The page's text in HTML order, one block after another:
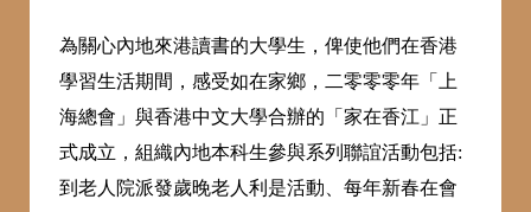
為關心內地來港讀書的大學生，俾使他們在香港
學習生活期間，感受如在家鄉，二零零零年「上
海總會」與香港中文大學合辦的「家在香江」正
式成立，組織內地本科生參與系列聯誼活動包括:
到老人院派發歲晚老人利是活動、每年新春在會